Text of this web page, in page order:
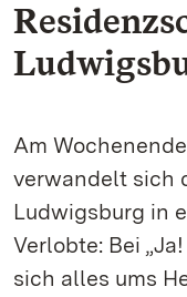
Am
verwandelt sich
Ludwigsburg in
Verlobte: Bei
sich alles ums